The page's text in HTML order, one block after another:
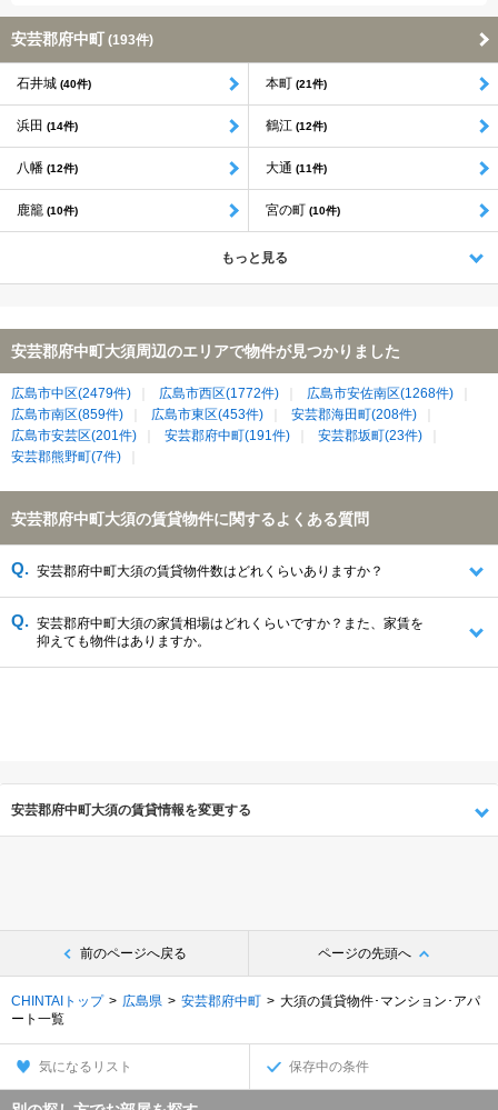
安芸郡府中町 (193件)
石井城 (40件) 本町 (21件)
浜田 (14件) 鶴江 (12件)
八幡 (12件) 大通 (11件)
鹿籠 (10件) 宮の町 (10件)
もっと見る
安芸郡府中町大須周辺のエリアで物件が見つかりました
広島市中区(2479件) 広島市西区(1772件)
広島市安佐南区(1268件)
広島市南区(859件)
広島市東区(453件)
安芸郡海田町(208件)
広島市安芸区(201件)
安芸郡府中町(191件)
安芸郡坂町(23件)
安芸郡熊野町(7件)
安芸郡府中町大須の賃貸物件に関するよくある質問
安芸郡府中町大須の賃貸物件数はどれくらいありますか？
安芸郡府中町大須の家賃相場はどれくらいですか？また、家賃を
抑えても物件はありますか。
安芸郡府中町大須の賃貸情報を変更する
前のページへ戻る ページの先頭へ
CHINTAIトップ 広島県 安芸郡府中町
大須の賃貸物件･マンション･アパ
ート一覧
気になるリスト 保存中の条件